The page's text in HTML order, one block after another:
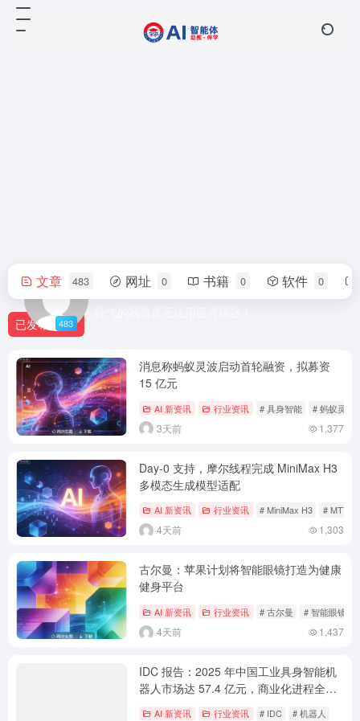
浩渺
文章 483 网址 0 书籍 0 软件 0
已发布 483
消息称蚂蚁灵波启动首轮融资，拟募资
15 亿元
AI 新资讯 行业资讯 # 具身智能 # 蚂蚁灵波
3天前 1,377
Day-0 支持，摩尔线程完成 MiniMax H3
多模态生成模型适配
AI 新资讯 行业资讯 # MiniMax H3 # MTT
4天前 1,303
古尔曼：苹果计划将智能眼镜打造为健康
健身平台
AI 新资讯 行业资讯 # 古尔曼 # 智能眼镜
4天前 1,437
IDC 报告：2025 年中国工业具身智能机
器人市场达 57.4 亿元，商业化进程全面
AI 新资讯 行业资讯 # IDC # 机器人